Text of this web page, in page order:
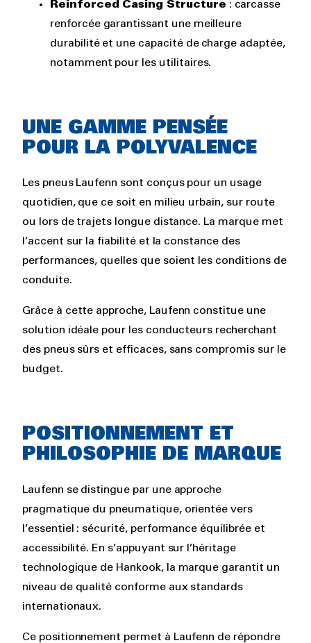
Reinforced Casing Structure : carcasse
renforcée garantissant une meilleure
durabilité et une capacité de charge adaptée,
notamment pour les utilitaires.
UNE GAMME PENSÉE
POUR LA POLYVALENCE
Les pneus Laufenn sont conçus pour un usage
quotidien, que ce soit en milieu urbain, sur route
ou lors de trajets longue distance. La marque met
l’accent sur la fiabilité et la constance des
performances, quelles que soient les conditions de
conduite.
Grâce à cette approche, Laufenn constitue une
solution idéale pour les conducteurs recherchant
des pneus sûrs et efficaces, sans compromis sur le
budget.
POSITIONNEMENT ET
PHILOSOPHIE DE MARQUE
Laufenn se distingue par une approche
pragmatique du pneumatique, orientée vers
l’essentiel : sécurité, performance équilibrée et
accessibilité. En s’appuyant sur l’héritage
technologique de Hankook, la marque garantit un
niveau de qualité conforme aux standards
internationaux.
Ce positionnement permet à Laufenn de répondre